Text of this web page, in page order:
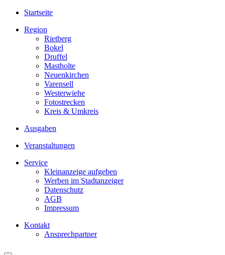
Startseite
Region
Rietberg
Bokel
Druffel
Mastholte
Neuenkirchen
Varensell
Westerwiehe
Fotostrecken
Kreis & Umkreis
Ausgaben
Veranstaltungen
Service
Kleinanzeige aufgeben
Werben im Stadtanzeiger
Datenschutz
AGB
Impressum
Kontakt
Ansprechpartner